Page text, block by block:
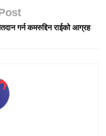
गर्न कमरुद्दिन राईको आग्रह